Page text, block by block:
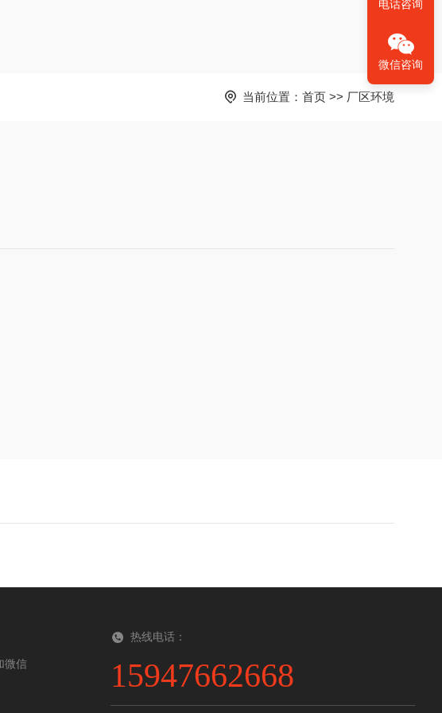
当前位置： 首页 >> 厂区环境
微信
热线电话：
15947662668
电话咨询
微信咨询